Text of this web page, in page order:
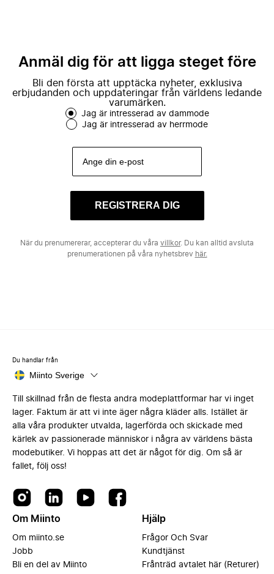
Anmäl dig för att ligga steget före
Bli den första att upptäcka nyheter, exklusiva
erbjudanden och uppdateringar från världens ledande
varumärken.
Jag är intresserad av dammode
Jag är intresserad av herrmode
REGISTRERA DIG
När du prenumererar, accepterar du våra villkor. Du kan alltid avsluta
prenumerationen på våra nyhetsbrev här.
Du handlar från
Miinto Sverige
Till skillnad från de flesta andra modeplattformar har vi inget
lager. Faktum är att vi inte äger några kläder alls. Istället är
alla våra produkter utvalda, lagerförda och skickade med
kärlek av passionerade människor i några av världens bästa
modebutiker. Vi hoppas att det är något för dig. Om så är
fallet, följ oss!
Om Miinto
Om miinto.se
Jobb
Bli en del av Miinto
Hjälp
Frågor Och Svar
Kundtjänst
Frånträd avtalet här (Returer)